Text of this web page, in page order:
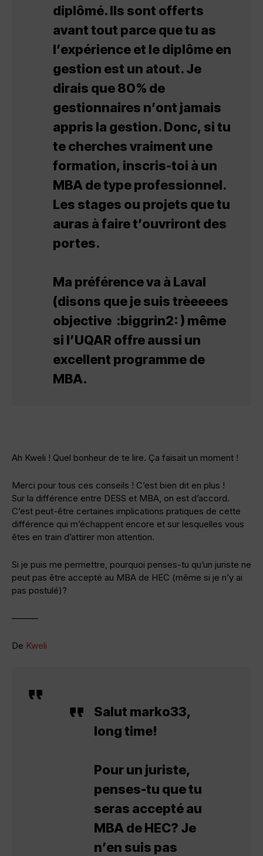
diplômé. Ils sont offerts
avant tout parce que tu as
l’expérience et le diplôme en
gestion est un atout. Je
dirais que 80% de
gestionnaires n’ont jamais
appris la gestion. Donc, si tu
te cherches vraiment une
formation, inscris-toi à un
MBA de type professionnel.
Les stages ou projets que tu
auras à faire t’ouvriront des
portes.
Ma préférence va à Laval
(disons que je suis trèeeees
objective :biggrin2: ) même
si l’UQAR offre aussi un
excellent programme de
MBA.
Ah Kweli ! Quel bonheur de te lire. Ça faisait un moment !
Merci pour tous ces conseils ! C’est bien dit en plus !
Sur la différence entre DESS et MBA, on est d’accord.
C’est peut-être certaines implications pratiques de cette
différence qui m’échappent encore et sur lesquelles vous
êtes en train d’attirer mon attention.
Si je puis me permettre, pourquoi penses-tu qu’un juriste ne
peut pas être accepté au MBA de HEC (même si je n’y ai
pas postulé)?
———
De Kweli
Salut marko33,
long time!
Pour un juriste,
penses-tu que tu
seras accepté au
MBA de HEC? Je
n’en suis pas